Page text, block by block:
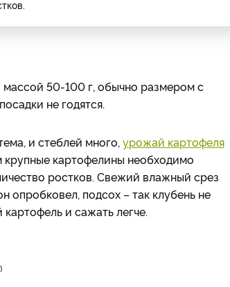
50-100 г, обычно размером с
не годятся.
и стеблей много,урожай картофеля
крупные картофелины необходимо
ростков. Свежий влажный срез
опробковел, подсох – так клубень не
и сажать легче.